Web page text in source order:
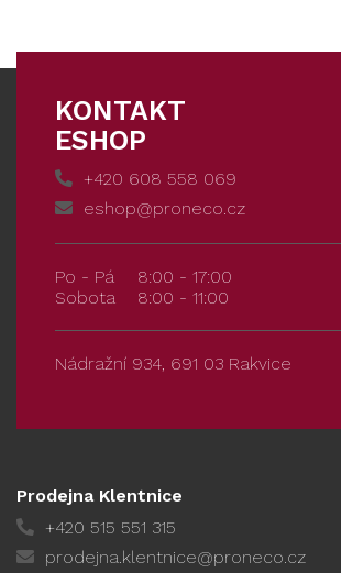
KONTAKT
ESHOP
+420 608 558 069
eshop@proneco.cz
Po - Pá
8:00 - 17:00
Sobota
8:00 - 11:00
Nádražní 934, 691 03 Rakvice
Prodejna Klentnice
+420 515 551 315
prodejna.klentnice@proneco.cz